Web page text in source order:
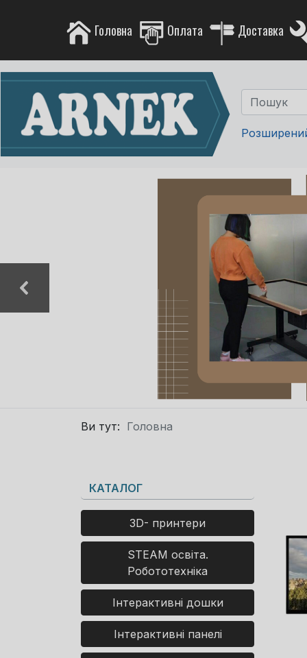
Головна Оплата Доставка
Ви тут: Головна
КАТАЛОГ
3D- принтери
STEAM освіта.
Робототехніка
Інтерактивні дошки
Інтерактивні панелі